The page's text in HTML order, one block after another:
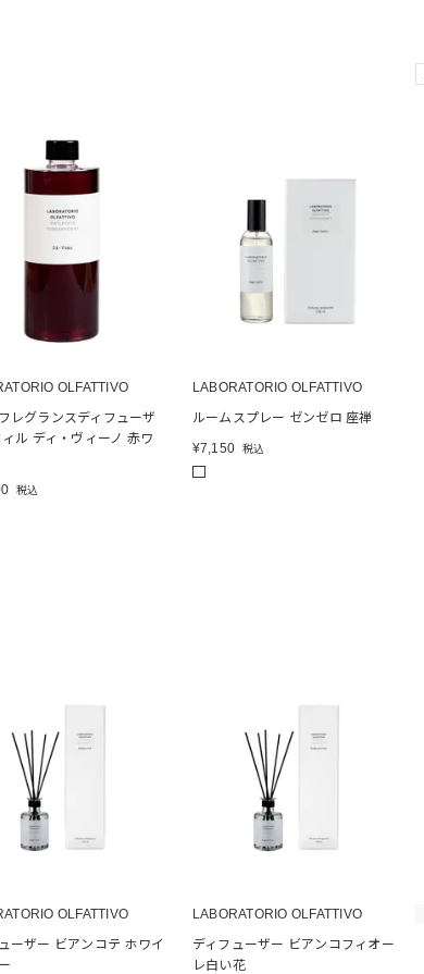
OLFATTIVO
レグランスディフューザ
ル ディ・ヴィーノ 赤ワ
税込
LABORATORIO OLFATTIVO
ルームスプレー ゼンゼロ 座禅
¥7,150 税込
OLFATTIVO
ーザー ビアンコテ ホワイ
LABORATORIO OLFATTIVO
ディフューザー ビアンコフィオー
レ白い花